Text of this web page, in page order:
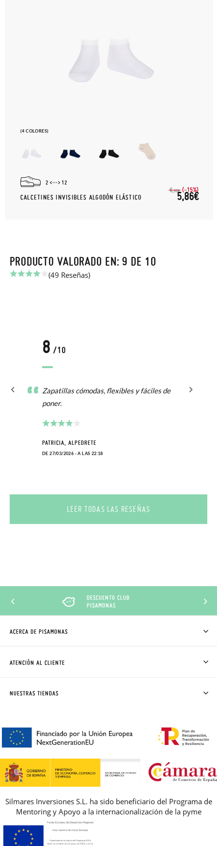
(4 COLORES)
2 12
CALCETINES INVISIBLES ALGODÓN ELÁSTICO
6,90€ (-15%)
5,86€
PRODUCTO VALORADO EN: 9 DE 10
(49 Reseñas)
8 /10
Zapatillas cómodas, flexibles y fáciles de
poner.
PATRICIA, ALPEDRETE
DE 27/03/2026 - A LAS 22:18
LEER TODAS LAS RESEÑAS
DESCUENTO CLUB
PISAMONAS
ACERCA DE PISAMONAS
CÓMO COMPRAR
AVISO LEGAL, PRIVACIDAD Y COOKIES
REBAJAS
ATENCIÓN AL CLIENTE
PREGUNTAS FRECUENTES
NUESTRAS TIENDAS
Silmares Inversiones S.L. ha sido beneficiario del Programa de
Mentoring y Apoyo a la internacionalización de la pyme